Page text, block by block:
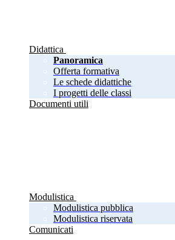
Didattica
Panoramica
Offerta formativa
Le schede didattiche
I progetti delle classi
Documenti utili
Modulistica
Modulistica pubblica
Modulistica riservata
Comunicati